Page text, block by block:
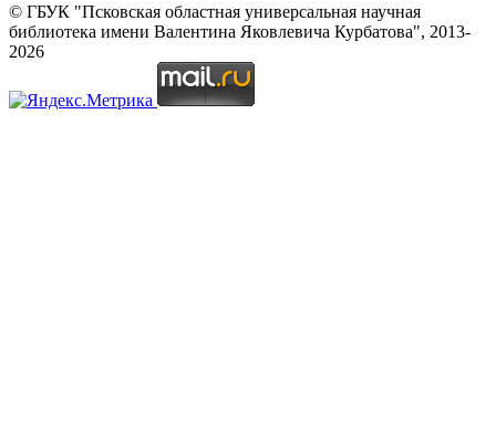
© ГБУК "Псковская областная универсальная научная
библиотека имени Валентина Яковлевича Курбатова", 2013-
2026